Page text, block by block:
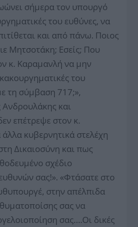
σήμερα τον υπουργό
του ευθύνες, να
και από πάνω. Ποιος
Μητσοτάκη; Εσείς; Που
κ. Καραμανλή να μην
του
τη σύμβαση 717;»,
και
επέτρεψε στον κ.
κυβερνητικά στελέχη
Δικαιοσύνη και πως
σχέδιο
σας!». «Φτάσατε στο
στην απέλπιδα
σας να
σας….Οι δικές